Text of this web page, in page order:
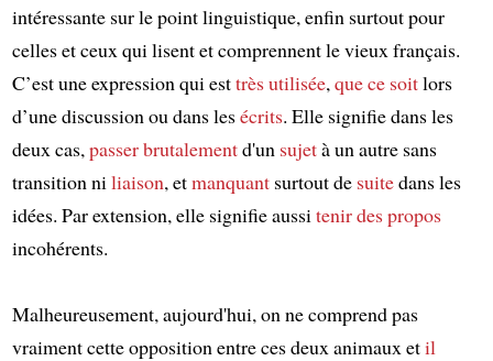
intéressante sur le point linguistique, enfin surtout pour
celles et ceux qui lisent et comprennent le vieux français.
C’est une expression qui esttrès utilisée, que ce soitlors
d’une discussion ou dans lesécrits. Elle signifie dans les
deux cas, passerbrutalementd'un sujetà un autre sans
transition ni liaison, etmanquantsurtout de suitedans les
idées. Par extension, elle signifie aussi tenir des propos
incohérents.
Malheureusement, aujourd'hui, on ne comprend pas
vraiment cette opposition entre ces deux animaux etil